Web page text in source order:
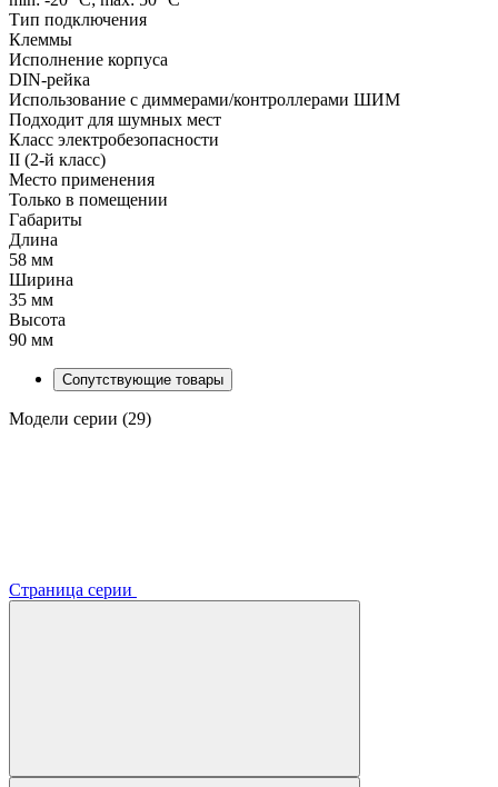
Тип подключения
Клеммы
Исполнение корпуса
DIN-рейка
Использование с диммерами/контроллерами ШИМ
Подходит для шумных мест
Класс электробезопасности
II (2-й класс)
Место применения
Только в помещении
Габариты
Длина
58 мм
Ширина
35 мм
Высота
90 мм
Сопутствующие товары
Модели серии (29)
Страница серии